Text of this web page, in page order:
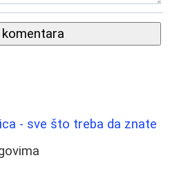
komentara
- sve što treba da znate